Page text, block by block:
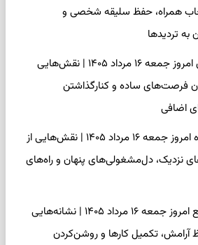
همراه، حفظ سلیقه شخصی و
به تردیدها
فال چای امروز جمعه ۱۶ مرداد ۱۴۰۵ | نقش‌هایی
فرصت‌های ساده و کنارگذاشتن
اضافی
فال قهوه امروز جمعه ۱۶ مرداد ۱۴۰۵ | نقش‌هایی از
نزدیک، دل‌مشغولی‌های پنهان و راه‌های
فال شمع امروز جمعه ۱۶ مرداد ۱۴۰۵ | نشانه‌هایی
آرامش، تکمیل کارها و روشن‌کردن